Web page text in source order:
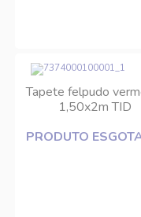
Tapete felpudo
1,50x2m TID
PRODUTO